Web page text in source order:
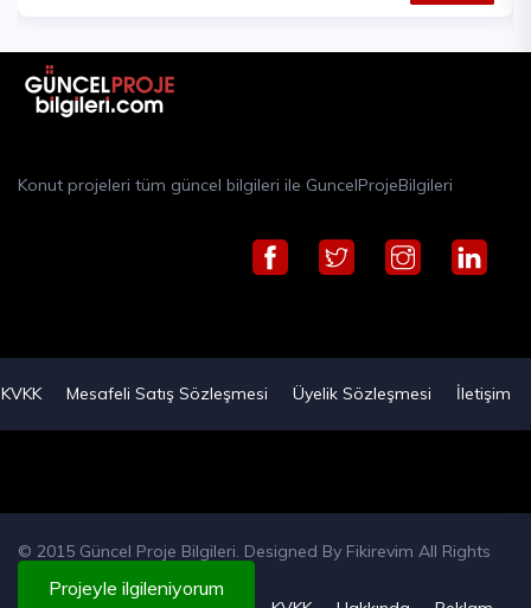
Projeyle ilgileniyorum
Konut projeleri tüm güncel bilgileri ile GuncelProjeBilgileri
KVKK Mesafeli Satış Sözleşmesi Üyelik Sözleşmesi İletişim
© 2015 Güncel Proje Bilgileri. Designed By Fikirevim All Rights
Reserved